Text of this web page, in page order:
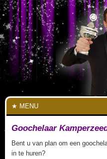
MENU
Goochelaar
Bent u van plan om een
in te huren?